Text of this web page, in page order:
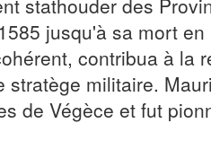
stathouder des
jusqu'à sa mort
contribua à la
stratège militaire.
de Végèce et fut